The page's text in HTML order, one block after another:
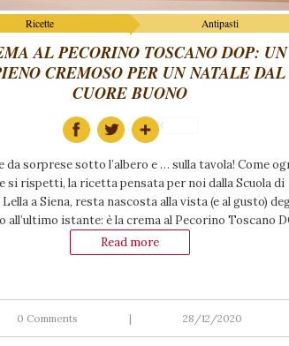
Ricette Antipasti
AL PECORINO TOSCANO DOP: UN
CREMOSO PER UN NATALE DAL
CUORE BUONO
da sorprese sotto l’albero e … sulla tavola! Come
si rispetti, la ricetta pensata per noi dalla Scuola di
a Siena, resta nascosta alla vista (e al gusto)
all’ultimo istante: è la crema al Pecorino Toscano
Read more
0 Comments | 28/12/2020